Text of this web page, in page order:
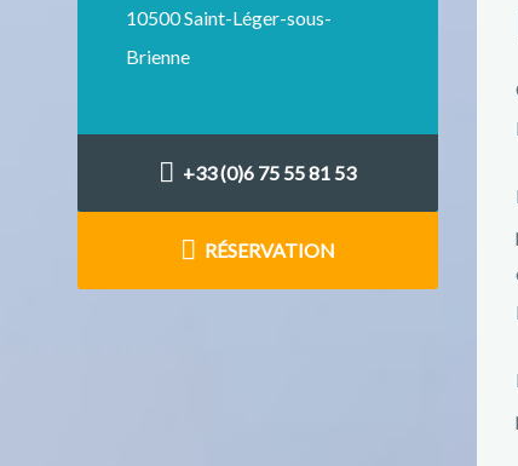
10500 Saint-Léger-sous-
Brienne
+33 (0)6 75 55 81 53
RÉSERVATION